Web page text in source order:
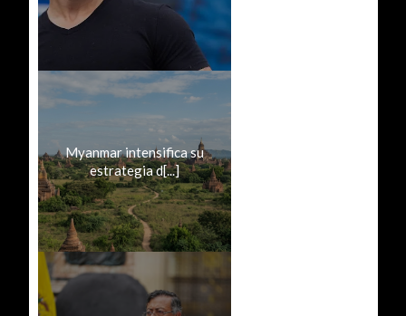
Myanmar intensifica su
estrategia d[...]